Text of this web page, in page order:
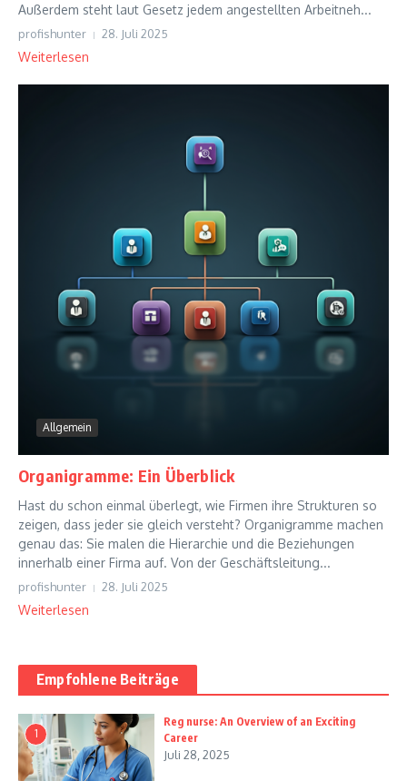
Außerdem steht laut Gesetz jedem angestellten Arbeitneh...
profishunter 28. Juli 2025
Weiterlesen
Allgemein
Organigramme: Ein Überblick
Hast du schon einmal überlegt, wie Firmen ihre Strukturen so
zeigen, dass jeder sie gleich versteht? Organigramme machen
genau das: Sie malen die Hierarchie und die Beziehungen
innerhalb einer Firma auf. Von der Geschäftsleitung...
profishunter 28. Juli 2025
Weiterlesen
Empfohlene Beiträge
1
Reg nurse: An Overview of an Exciting
Career
Juli 28, 2025